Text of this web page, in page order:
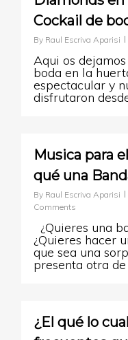
Cockail de
By Raul Escriva Aparisi
Aqui os
boda en la
espectacular y
disfrutaron
Musica para
qué una
By Raul Escriva Aparisi
Comments
¿Quieres una
¿Quieres hacer
que sea una
presenta otra
¿El qué lo